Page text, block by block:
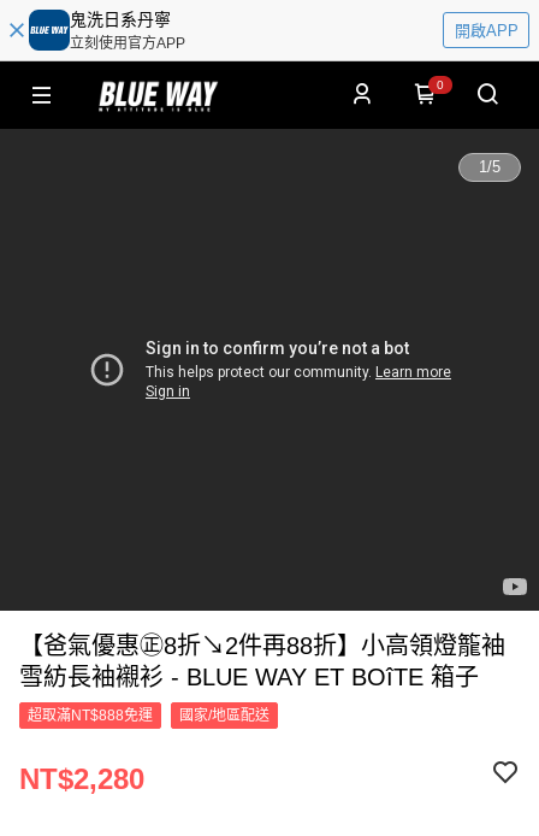
鬼洗日系丹寧
立刻使用官方APP
開啟APP
0
1/5
【爸氣優惠㊣8折↘2件再88折】小高領燈籠袖
雪紡長袖襯衫 - BLUE WAY ET BOîTE 箱子
超取滿NT$888免運 國家/地區配送
NT$2,280